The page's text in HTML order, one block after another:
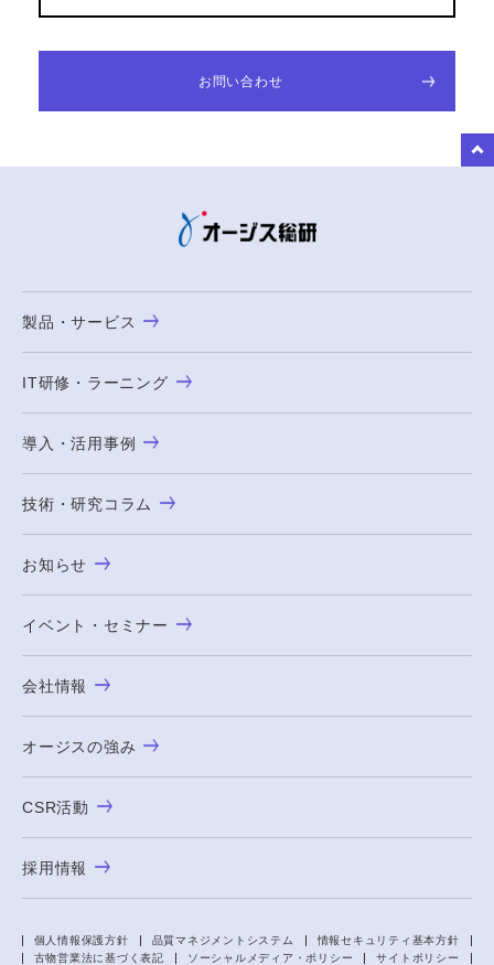
お問い合わせ
製品・サービス
IT研修・ラーニング
導入・活用事例
技術・研究コラム
お知らせ
イベント・セミナー
会社情報
オージスの強み
CSR活動
採用情報
個人情報保護方針 品質マネジメントシステム
情報セキュリティ基本方針
古物営業法に基づく表記
ソーシャルメディア・ポリシー サイトポリシー